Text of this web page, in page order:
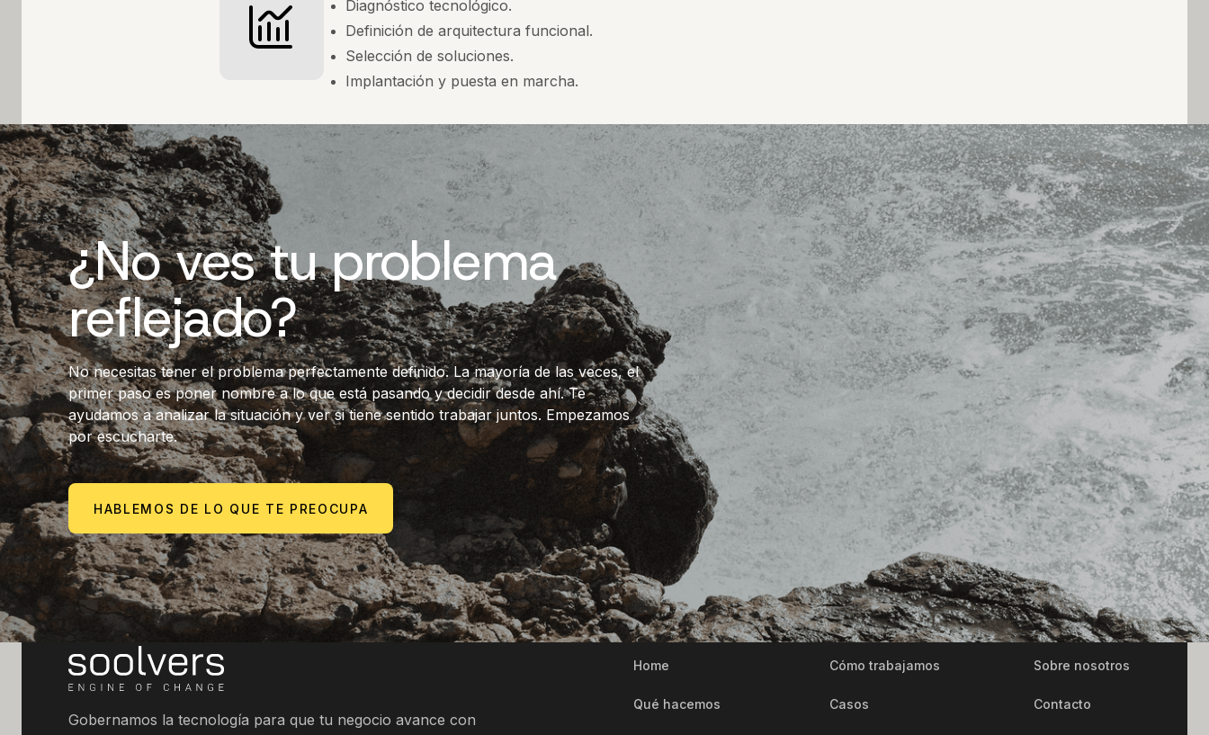
Diagnóstico tecnológico.
Definición de arquitectura funcional.
Selección de soluciones.
Implantación y puesta en marcha.
¿No ves tu problema
reflejado?
No necesitas tener el problema perfectamente definido. La mayoría de las veces, el
primer paso es poner nombre a lo que está pasando y decidir desde ahí. Te
ayudamos a analizar la situación y ver si tiene sentido trabajar juntos. Empezamos
por escucharte.
HABLEMOS DE LO QUE TE PREOCUPA
Gobernamos la tecnología para que tu negocio avance con
Home
Qué hacemos
Cómo trabajamos
Casos
Sobre nosotros
Contacto